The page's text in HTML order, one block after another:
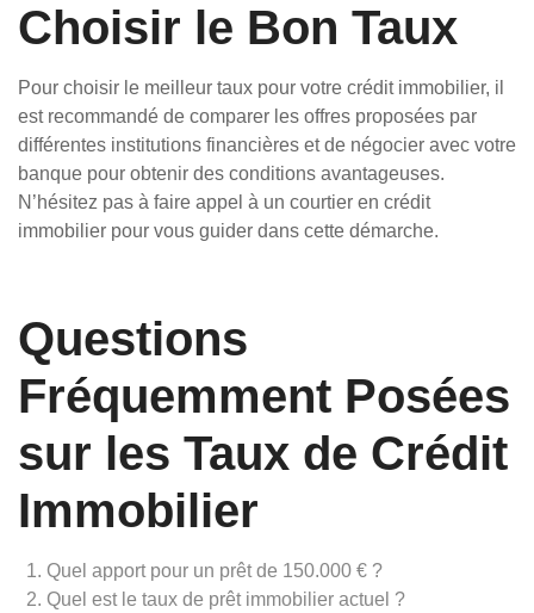
Choisir le Bon Taux
Pour choisir le meilleur taux pour votre crédit immobilier, il
est recommandé de comparer les offres proposées par
différentes institutions financières et de négocier avec votre
banque pour obtenir des conditions avantageuses.
N’hésitez pas à faire appel à un courtier en crédit
immobilier pour vous guider dans cette démarche.
Questions
Fréquemment Posées
sur les Taux de Crédit
Immobilier
Quel apport pour un prêt de 150.000 € ?
Quel est le taux de prêt immobilier actuel ?